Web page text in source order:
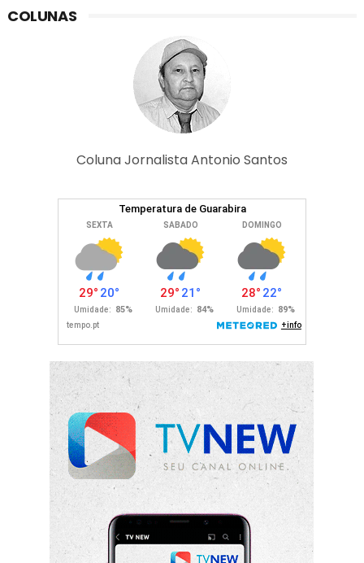
COLUNAS
Coluna Jornalista Antonio Santos